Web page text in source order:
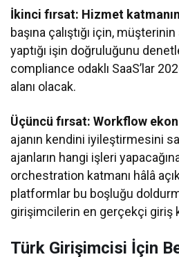
İkinci fırsat: Hizmet
başına çalıştığı için, müşterinin
yaptığı işin doğruluğunu
compliance odaklı SaaS’lar
alanı olacak.
Üçüncü fırsat: Workflow
ajanın kendini iyileştirmesini
ajanların hangi işleri
orchestration katmanı hâlâ
platformlar bu boşluğu
girişimcilerin en gerçekçi giriş
Türk Girişimcisi İçin